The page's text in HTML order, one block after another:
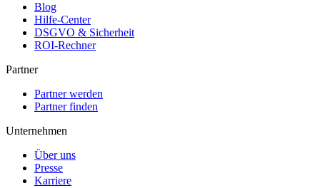
Blog
Hilfe-Center
DSGVO & Sicherheit
ROI-Rechner
Partner
Partner werden
Partner finden
Unternehmen
Über uns
Presse
Karriere